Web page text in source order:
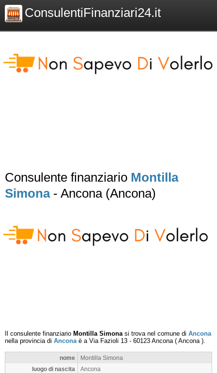
ConsulentiFinanziari24.it
Consulente finanziario Montilla
Simona- Ancona (Ancona)
Il consulente finanziario Montilla Simonasi trova nel comune di Ancona
nella provincia di Anconaè a Via Fazioli 13 - 60123 Ancona( Ancona).
nome
Montilla Simona
luogo di nascita
Ancona